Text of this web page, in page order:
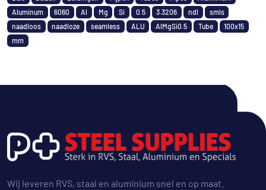
Aluminum
6060 Al Mg Si 0.5 3.3206 ndl
smls
naadloos
naadloze seamless ALU AlMgSi0.5 Tube
100x15
mm
Wij leveren RVS, staal en aluminium snel en op maat.